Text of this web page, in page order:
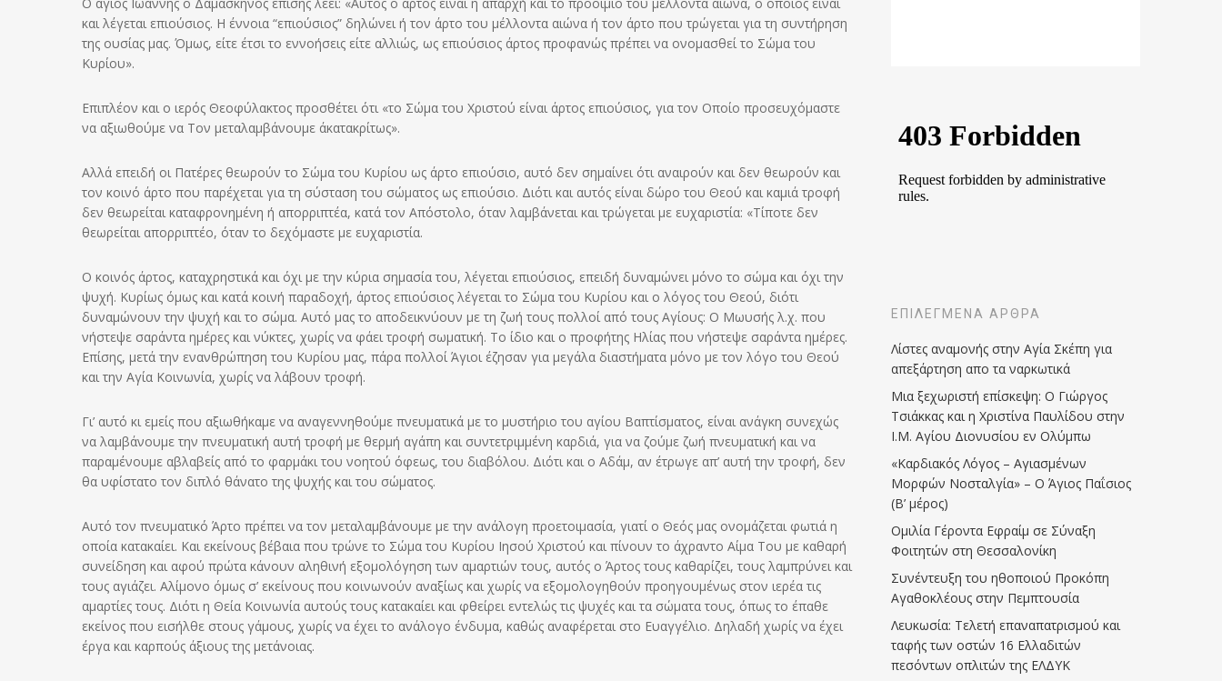
και λέγεται επιούσιος. Η έννοια “επιούσιος” δηλώνει ή τον άρτο του μέλλοντα αιώνα ή τον άρτο που τρώγεται για τη συντήρηση
της ουσίας μας. Όμως, είτε έτσι το εννοήσεις είτε αλλιώς, ως επιούσιος άρτος προφανώς πρέπει να ονομασθεί το Σώμα του
Κυρίου».
Επιπλέον και ο ιερός Θεοφύλακτος προσθέτει ότι «το Σώμα του Χριστού είναι άρτος επιούσιος, για τον Οποίο προσευχόμαστε
να αξιωθούμε να Τον μεταλαμβάνουμε άκατακρίτως».
Αλλά επειδή οι Πατέρες θεωρούν το Σώμα του Κυρίου ως άρτο επιούσιο, αυτό δεν σημαίνει ότι αναιρούν και δεν θεωρούν και
τον κοινό άρτο που παρέχεται για τη σύσταση του σώματος ως επιούσιο. Διότι και αυτός είναι δώρο του Θεού και καμιά τροφή
δεν θεωρείται καταφρονημένη ή απορριπτέα, κατά τον Απόστολο, όταν λαμβάνεται και τρώγεται με ευχαριστία: «Τίποτε δεν
θεωρείται απορριπτέο, όταν το δεχόμαστε με ευχαριστία.
Ο κοινός άρτος, καταχρηστικά και όχι με την κύρια σημασία του, λέγεται επιούσιος, επειδή δυναμώνει μόνο το σώμα και όχι την
ψυχή. Κυρίως όμως και κατά κοινή παραδοχή, άρτος επιούσιος λέγεται το Σώμα του Κυρίου και ο λόγος του Θεού, διότι
δυναμώνουν την ψυχή και το σώμα. Αυτό μας το αποδεικνύουν με τη ζωή τους πολλοί από τους Αγίους: Ο Μωυσής λ.χ. που
νήστεψε σαράντα ημέρες και νύκτες, χωρίς να φάει τροφή σωματική. Το ίδιο και ο προφήτης Ηλίας που νήστεψε σαράντα ημέρες.
Επίσης, μετά την ενανθρώπηση του Κυρίου μας, πάρα πολλοί Άγιοι έζησαν για μεγάλα διαστήματα μόνο με τον λόγο του Θεού
και την Αγία Κοινωνία, χωρίς να λάβουν τροφή.
Γι’ αυτό κι εμείς που αξιωθήκαμε να αναγεννηθούμε πνευματικά με το μυστήριο του αγίου Βαπτίσματος, είναι ανάγκη συνεχώς
να λαμβάνουμε την πνευματική αυτή τροφή με θερμή αγάπη και συντετριμμένη καρδιά, για να ζούμε ζωή πνευματική και να
παραμένουμε αβλαβείς από το φαρμάκι του νοητού όφεως, του διαβόλου. Διότι και ο Αδάμ, αν έτρωγε απ’ αυτή την τροφή, δεν
θα υφίστατο τον διπλό θάνατο της ψυχής και του σώματος.
Αυτό τον πνευματικό Άρτο πρέπει να τον μεταλαμβάνουμε με την ανάλογη προετοιμασία, γιατί ο Θεός μας ονομάζεται φωτιά η
οποία κατακαίει. Και εκείνους βέβαια που τρώνε το Σώμα του Κυρίου Ιησού Χριστού και πίνουν το άχραντο Αίμα Του με καθαρή
συνείδηση και αφού πρώτα κάνουν αληθινή εξομολόγηση των αμαρτιών τους, αυτός ο Άρτος τους καθαρίζει, τους λαμπρύνει και
τους αγιάζει. Αλίμονο όμως σ’ εκείνους που κοινωνούν αναξίως και χωρίς να εξομολογηθούν προηγουμένως στον ιερέα τις
αμαρτίες τους. Διότι η Θεία Κοινωνία αυτούς τους κατακαίει και φθείρει εντελώς τις ψυχές και τα σώματα τους, όπως το έπαθε
εκείνος που εισήλθε στους γάμους, χωρίς να έχει το ανάλογο ένδυμα, καθώς αναφέρεται στο Ευαγγέλιο. Δηλαδή χωρίς να έχει
έργα και καρπούς άξιους της μετάνοιας.
ΕΠΙΛΕΓΜΈΝΑ ΆΡΘΡΑ
Λίστες αναμονής στην Αγία Σκέπη για
απεξάρτηση απο τα ναρκωτικά
Μια ξεχωριστή επίσκεψη: Ο Γιώργος
Τσιάκκας και η Χριστίνα Παυλίδου στην
Ι.Μ. Αγίου Διονυσίου εν Ολύμπω
«Καρδιακός Λόγος – Αγιασμένων
Μορφών Νοσταλγία» – Ο Άγιος Παΐσιος
(Β’ μέρος)
Ομιλία Γέροντα Εφραίμ σε Σύναξη
Φοιτητών στη Θεσσαλονίκη
Συνέντευξη του ηθοποιού Προκόπη
Αγαθοκλέους στην Πεμπτουσία
Λευκωσία: Τελετή επαναπατρισμού και
ταφής των οστών 16 Ελλαδιτών
πεσόντων οπλιτών της ΕΛΔΥΚ